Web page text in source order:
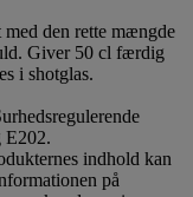
den rette mængde
Giver 50 cl færdig
i shotglas.
E202.
indhold kan
på